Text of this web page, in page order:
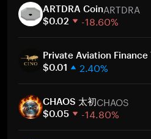
ARTDRA CoinARTDRA
$0.02 -18.60%
30 días
Capitalización de mercado
Private Aviation Finance
$0.01 2.40%
30 días
Capitalización de mercado
CHAOS 太初CHAOS
$0.05 -14.80%